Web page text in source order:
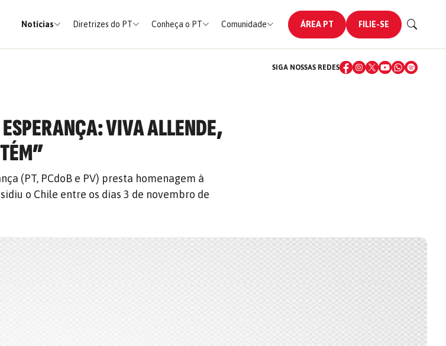
Notícias Diretrizes do PT Conheça o PT Comunidade ÁREA PT FILIE-SE
SIGA NOSSAS REDES
VIVA ALLENDE,
(PT, PCdoB e PV) presta homenagem à
o Chile entre os dias 3 de novembro de